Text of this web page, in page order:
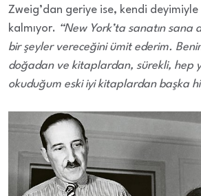
Zweig’dan geriye ise, kendi
kalmıyor. “New York’ta sanatın sana
bir şeyler vereceğini ümit ederim.
doğadan ve kitaplardan, sürekli, hep
okuduğum eski iyi kitaplardan başka